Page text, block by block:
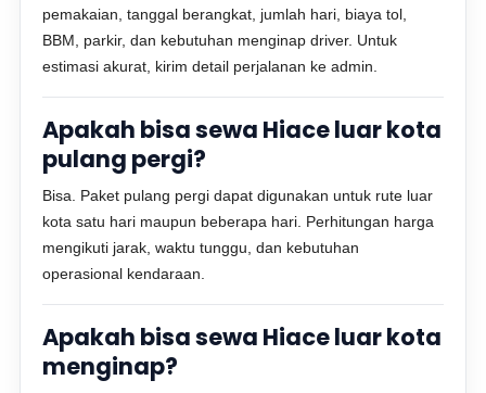
pemakaian, tanggal berangkat, jumlah hari, biaya tol,
BBM, parkir, dan kebutuhan menginap driver. Untuk
estimasi akurat, kirim detail perjalanan ke admin.
Apakah bisa sewa Hiace luar kota
pulang pergi?
Bisa. Paket pulang pergi dapat digunakan untuk rute luar
kota satu hari maupun beberapa hari. Perhitungan harga
mengikuti jarak, waktu tunggu, dan kebutuhan
operasional kendaraan.
Apakah bisa sewa Hiace luar kota
menginap?